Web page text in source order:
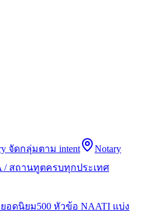
จัดกลุ่มตาม intent
Notary
/ สถานทูตครบทุกประเทศ
อดนิยม500 หัวข้อ NAATI แบ่ง